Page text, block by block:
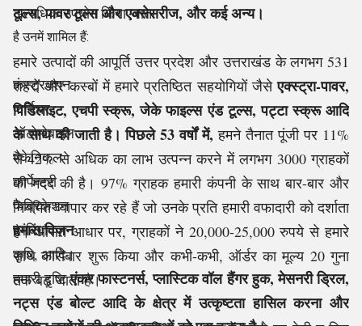
टूल्स, पावर टूल्स और एक्सेसरीज, और कई अन्य।
हमारे उत्पादों की आपूर्ति उत्तर प्रदेश और उत्तराखंड के लगभग 531
शहरों और कस्बों में हमारे प्रतिष्ठित सहयोगियों जैसेएक्स्ट्रा-पावर,
पिडिलाइट, एचपी स्क्रू, जेके फाइल्स एंड टूल्स, पट्टा स्क्रू आदि
के साथ की जाती है। पिछले 53 वर्षों में, हमने तैनात पूंजी पर 11%
से 42% से अधिक का लाभ उत्पन्न करने में लगभग 3000 ग्राहकों
की मदद की है। 97% ग्राहक हमारी कंपनी के साथ बार-बार और
नियमित व्यापार कर रहे हैं जो उनके प्रति हमारी वफादारी को दर्शाता
है। औसत आधार पर, ग्राहकों ने 20,000-25,000 रुपये से हमारे
साथ कारोबार शुरू किया और कभी-कभी, ऑर्डर का मूल्य 20 गुना
तक बढ़ जाता है।
अत्यधिक उपयोग किया जाता
है उनमें शामिल हैं:
कंस्ट्रक्शन
फर्निचर
ऑटोमोबाइल
मैकेनिकल
कार्पेन्ट्री
फैब्रिकेशन
प्लंबिंग
कृषि, आदि।
हमारा विज़न
हमारी दृष्टिएंकर फास्टनर्स, प्लास्टिक वॉल हैंगर हुक, मेसनरी ड्रिल,
नट्स एंड बोल्ट आदि के क्षेत्र में उत्कृष्टता हासिल करना और